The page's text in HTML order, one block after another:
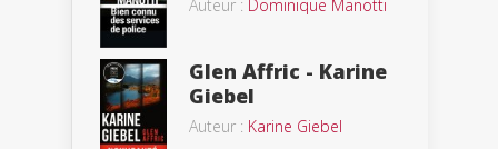
Auteur : Dominique Manotti
Glen Affric - Karine
Giebel
Auteur : Karine Giebel